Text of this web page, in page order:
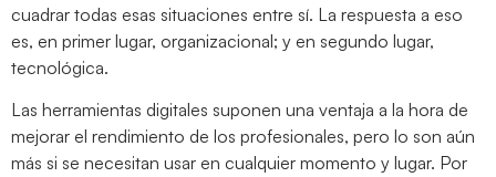
cuadrar todas esas situaciones entre sí. La respuesta a eso
es, en primer lugar, organizacional; y en segundo lugar,
tecnológica.
Las herramientas digitales suponen una ventaja a la hora de
mejorar el rendimiento de los profesionales, pero lo son aún
más si se necesitan usar en cualquier momento y lugar. Por